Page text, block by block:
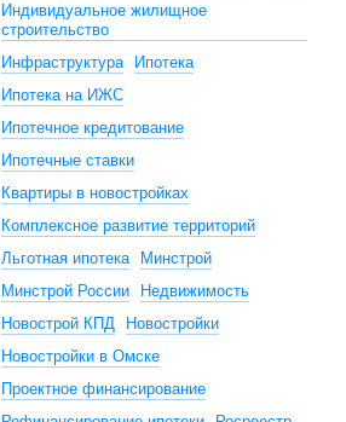
Индивидуальное жилищное
строительство
Инфраструктура
Ипотека
Ипотека на ИЖС
Ипотечное кредитование
Ипотечные ставки
Квартиры в новостройках
Комплексное развитие территорий
Льготная ипотека
Минстрой
Минстрой России
Недвижимость
Новострой КПД
Новостройки
Новостройки в Омске
Проектное финансирование